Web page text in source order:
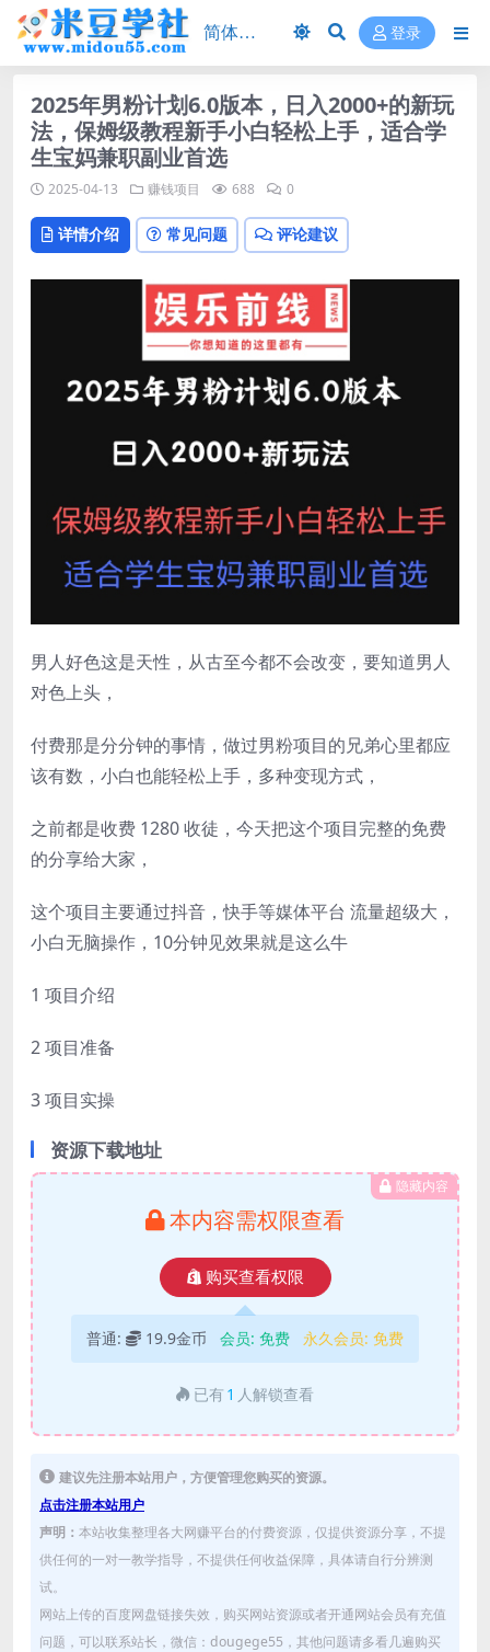
登录
2025年男粉计划6.0版本，日入2000+的新玩
法，保姆级教程新手小白轻松上手，适合学
生宝妈兼职副业首选
2025-04-13 赚钱项目 688 0
详情介绍 常见问题 评论建议
男人好色这是天性，从古至今都不会改变，要知道男人
对色上头，
付费那是分分钟的事情，做过男粉项目的兄弟心里都应
该有数，小白也能轻松上手，多种变现方式，
之前都是收费 1280 收徒，今天把这个项目完整的免费
的分享给大家，
这个项目主要通过抖音，快手等媒体平台 流量超级大，
小白无脑操作，10分钟见效果就是这么牛
1 项目介绍
2 项目准备
3 项目实操
资源下载地址
隐藏内容
本内容需权限查看
购买查看权限
普通: 19.9金币 会员: 免费 永久会员: 免费
已有 1 人解锁查看
建议先注册本站用户，方便管理您购买的资源。
点击注册本站用户
声明： 本站收集整理各大网赚平台的付费资源，仅提供资源分享，不提
供任何的一对一教学指导，不提供任何收益保障，具体请自行分辨测
试。
网站上传的百度网盘链接失效，购买网站资源或者开通网站会员有充值
问题，可以联系站长，微信：dougege55，其他问题请多看几遍购买